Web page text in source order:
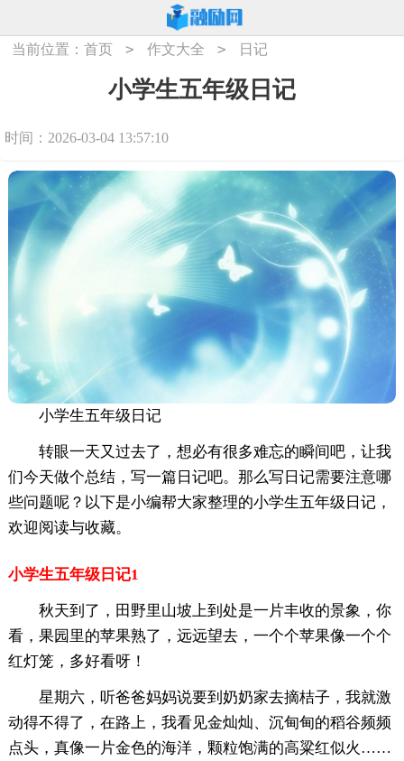
当前位置：首页 > 作文大全 > 日记
小学生五年级日记
时间：2026-03-04 13:57:10
小学生五年级日记
转眼一天又过去了，想必有很多难忘的瞬间吧，让我
们今天做个总结，写一篇日记吧。那么写日记需要注意哪
些问题呢？以下是小编帮大家整理的小学生五年级日记，
欢迎阅读与收藏。
小学生五年级日记1
秋天到了，田野里山坡上到处是一片丰收的景象，你
看，果园里的苹果熟了，远远望去，一个个苹果像一个个
红灯笼，多好看呀！
星期六，听爸爸妈妈说要到奶奶家去摘桔子，我就激
动得不得了，在路上，我看见金灿灿、沉甸甸的稻谷频频
点头，真像一片金色的海洋，颗粒饱满的高粱红似火……